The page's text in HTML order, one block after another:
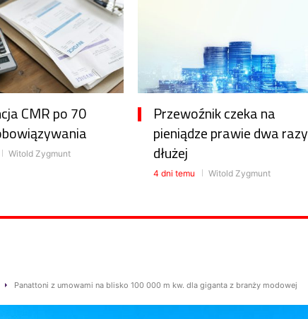
CMR po 70
Witold Zygmunt
Przewoźnik czeka na
pieniądze prawie dwa razy
dłużej
4 dni temu Witold Zygmunt
Panattoni z umowami na blisko 100 000 m kw. dla giganta z branży modowej